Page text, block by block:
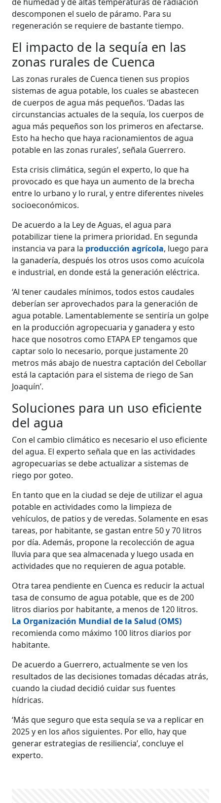
descomponen el suelo de páramo. Para su
regeneración se requiere de bastante tiempo.
El impacto de la sequía en las
zonas rurales de Cuenca
Las zonas rurales de Cuenca tienen sus propios
sistemas de agua potable, los cuales se abastecen
de cuerpos de agua más pequeños. ‘Dadas las
circunstancias actuales de la sequía, los cuerpos de
agua más pequeños son los primeros en afectarse.
Esto ha hecho que haya racionamientos de agua
potable en las zonas rurales’, señala Guerrero.
Esta crisis climática, según el experto, lo que ha
provocado es que haya un aumento de la brecha
entre lo urbano y lo rural, y entre diferentes niveles
socioeconómicos.
De acuerdo a la Ley de Aguas, el agua para
potabilizar tiene la primera prioridad. En segunda
instancia va para la producción agrícola, luego para
la ganadería, después los otros usos como acuícola
e industrial, en donde está la generación eléctrica.
‘Al tener caudales mínimos, todos estos caudales
deberían ser aprovechados para la generación de
agua potable. Lamentablemente se sentiría un golpe
en la producción agropecuaria y ganadera y esto
hace que nosotros como ETAPA EP tengamos que
captar solo lo necesario, porque justamente 20
metros más abajo de nuestra captación del Cebollar
está la captación para el sistema de riego de San
Joaquín’.
Soluciones para un uso eficiente
del agua
Con el cambio climático es necesario el uso eficiente
del agua. El experto señala que en las actividades
agropecuarias se debe actualizar a sistemas de
riego por goteo.
En tanto que en la ciudad se deje de utilizar el agua
potable en actividades como la limpieza de
vehículos, de patios y de veredas. Solamente en esas
tareas, por habitante, se gastan entre 50 y 70 litros
por día. Además, propone la recolección de agua
lluvia para que sea almacenada y luego usada en
actividades que no requieren de agua potable.
Otra tarea pendiente en Cuenca es reducir la actual
tasa de consumo de agua potable, que es de 200
litros diarios por habitante, a menos de 120 litros.
La Organización Mundial de la Salud (OMS)
recomienda como máximo 100 litros diarios por
habitante.
De acuerdo a Guerrero, actualmente se ven los
resultados de las decisiones tomadas décadas atrás,
cuando la ciudad decidió cuidar sus fuentes
hídricas.
‘Más que seguro que esta sequía se va a replicar en
2025 y en los años siguientes. Por ello, hay que
generar estrategias de resiliencia’, concluye el
experto.